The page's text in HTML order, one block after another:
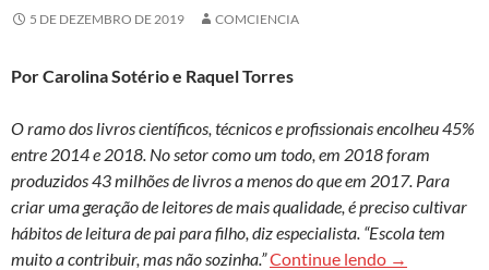
5 DE DEZEMBRO DE 2019 COMCIENCIA
Por Carolina Sotério e Raquel Torres
O ramo dos livros científicos, técnicos e profissionais encolheu 45%
entre 2014 e 2018. No setor como um todo, em 2018 foram
produzidos 43 milhões de livros a menos do que em 2017. Para
criar uma geração de leitores de mais qualidade, é preciso cultivar
hábitos de leitura de pai para filho, diz especialista. “Escola tem
muito a contribuir, mas não sozinha.”Continue lendo Mercado
→